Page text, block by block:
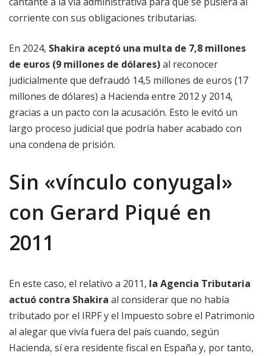
corriente con sus obligaciones tributarias.
En 2024, Shakira aceptó una multa de 7,8 millones
de euros (9 millones de dólares)al reconocer
judicialmente que defraudó 14,5 millones de euros (17
millones de dólares) a Hacienda entre 2012 y 2014,
gracias a un pacto con la acusación. Esto le evitó un
largo proceso judicial que podría haber acabado con
una condena de prisión.
Sin «vínculo conyugal»
con Gerard Piqué en
2011
En este caso, el relativo a 2011, la Agencia Tributaria
actuó contra Shakira al considerar que no había
tributado por el IRPF y el Impuesto sobre el Patrimonio
al alegar que vivía fuera del país cuando, según
Hacienda, sí era residente fiscal en España y, por tanto,